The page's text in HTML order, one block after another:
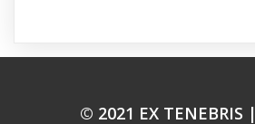
© 2021 EX TENEBRIS |